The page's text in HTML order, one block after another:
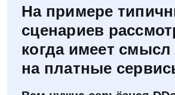
На примере
сценариев
когда имеет смысл
на платные